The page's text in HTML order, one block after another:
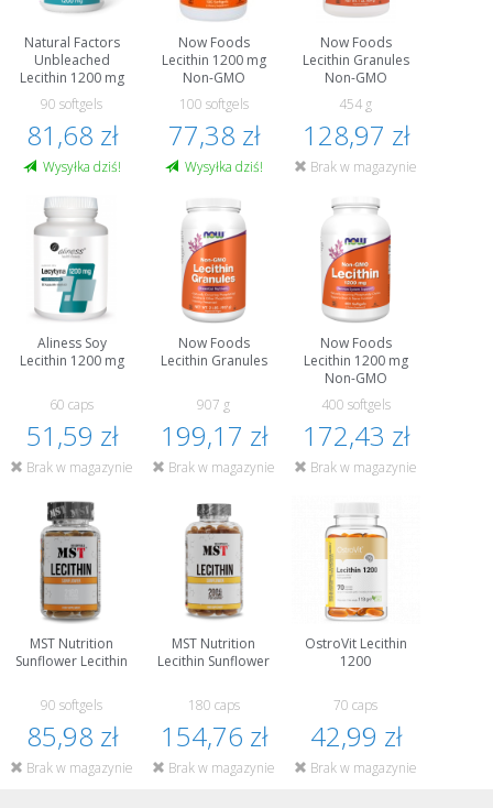
Natural Factors
Unbleached
Lecithin 1200 mg
90 softgels
81,68 zł
Wysyłka dziś!
Now Foods
Lecithin 1200 mg
Non-GMO
100 softgels
77,38 zł
Wysyłka dziś!
Now Foods
Lecithin Granules
Non-GMO
454 g
128,97 zł
Brak w magazynie
Aliness Soy
Lecithin 1200 mg
60 caps
51,59 zł
Brak w magazynie
Now Foods
Lecithin Granules
907 g
199,17 zł
Brak w magazynie
Now Foods
Lecithin 1200 mg
Non-GMO
400 softgels
172,43 zł
Brak w magazynie
MST Nutrition
Sunflower Lecithin
90 softgels
85,98 zł
Brak w magazynie
MST Nutrition
Lecithin Sunflower
180 caps
154,76 zł
Brak w magazynie
OstroVit Lecithin
1200
70 caps
42,99 zł
Brak w magazynie